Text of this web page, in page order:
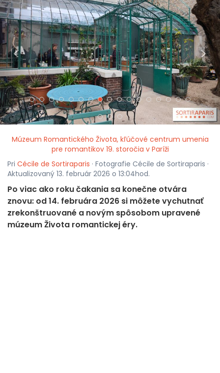
< >
Múzeum Romantického Života, kľúčové centrum umenia
pre romantikov 19. storočia v Paríži
Pri Cécile de Sortiraparis · Fotografie Cécile de Sortiraparis ·
Aktualizovaný 13. február 2026 o 13:04hod.
Po viac ako roku čakania sa konečne otvára
znovu: od 14. februára 2026 si môžete vychutnať
zrekonštruované a novým spôsobom upravené
múzeum Života romantickej éry.